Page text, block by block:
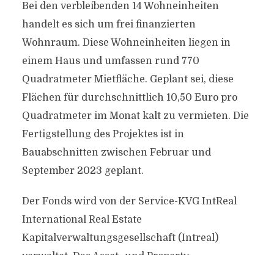
Bei den verbleibenden 14 Wohneinheiten
handelt es sich um frei finanzierten
Wohnraum. Diese Wohneinheiten liegen in
einem Haus und umfassen rund 770
Quadratmeter Mietfläche. Geplant sei, diese
Flächen für durchschnittlich 10,50 Euro pro
Quadratmeter im Monat kalt zu vermieten. Die
Fertigstellung des Projektes ist in
Bauabschnitten zwischen Februar und
September 2023 geplant.
Der Fonds wird von der Service-KVG IntReal
International Real Estate
Kapitalverwaltungsgesellschaft (Intreal)